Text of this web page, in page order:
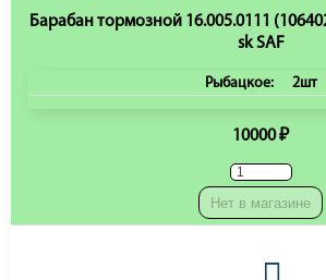
Барабан тормозной 16.005.0111
sk SAF
Рыбацкое: 2шт
10000 ₽
Нет в магазине